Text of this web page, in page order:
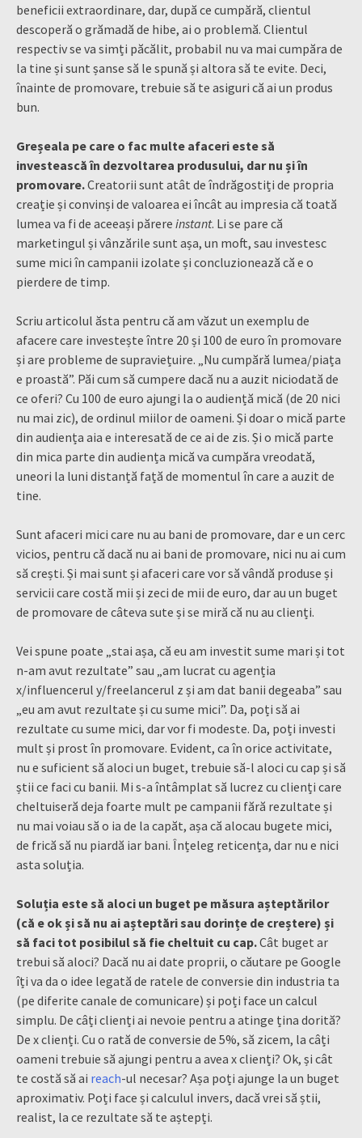
beneficii extraordinare, dar, după ce cumpără, clientul
descoperă o grămadă de hibe, ai o problemă. Clientul
respectiv se va simți păcălit, probabil nu va mai cumpăra de
la tine și sunt șanse să le spună și altora să te evite. Deci,
înainte de promovare, trebuie să te asiguri că ai un produs
bun.
Greșeala pe care o fac multe afaceri este să
investească în dezvoltarea produsului, dar nu și în
promovare.Creatorii sunt atât de îndrăgostiți de propria
creație și convinși de valoarea ei încât au impresia că toată
lumea va fi de aceeași părere instant. Li se pare că
marketingul și vânzările sunt așa, un moft, sau investesc
sume mici în campanii izolate și concluzionează că e o
pierdere de timp.
Scriu articolul ăsta pentru că am văzut un exemplu de
afacere care investește între 20 și 100 de euro în promovare
și are probleme de supraviețuire. „Nu cumpără lumea/piața
e proastă”. Păi cum să cumpere dacă nu a auzit niciodată de
ce oferi? Cu 100 de euro ajungi la o audiență mică (de 20 nici
nu mai zic), de ordinul miilor de oameni. Și doar o mică parte
din audiența aia e interesată de ce ai de zis. Și o mică parte
din mica parte din audiența mică va cumpăra vreodată,
uneori la luni distanță față de momentul în care a auzit de
tine.
Sunt afaceri mici care nu au bani de promovare, dar e un cerc
vicios, pentru că dacă nu ai bani de promovare, nici nu ai cum
să crești. Și mai sunt și afaceri care vor să vândă produse și
servicii care costă mii și zeci de mii de euro, dar au un buget
de promovare de câteva sute și se miră că nu au clienți.
Vei spune poate „stai așa, că eu am investit sume mari și tot
n-am avut rezultate” sau „am lucrat cu agenția
x/influencerul y/freelancerul z și am dat banii degeaba” sau
„eu am avut rezultate și cu sume mici”. Da, poți să ai
rezultate cu sume mici, dar vor fi modeste. Da, poți investi
mult și prost în promovare. Evident, ca în orice activitate,
nu e suficient să aloci un buget, trebuie să-l aloci cu cap și să
știi ce faci cu banii. Mi s-a întâmplat să lucrez cu clienți care
cheltuiseră deja foarte mult pe campanii fără rezultate și
nu mai voiau să o ia de la capăt, așa că alocau bugete mici,
de frică să nu piardă iar bani. Înțeleg reticența, dar nu e nici
asta soluția.
Soluția este să aloci un buget pe măsura așteptărilor
(că e ok și să nu ai așteptări sau dorințe de creștere) și
să faci tot posibilul să fie cheltuit cu cap.Cât buget ar
trebui să aloci? Dacă nu ai date proprii, o căutare pe Google
îți va da o idee legată de ratele de conversie din industria ta
(pe diferite canale de comunicare) și poți face un calcul
simplu. De câți clienți ai nevoie pentru a atinge țina dorită?
De x clienți. Cu o rată de conversie de 5%, să zicem, la câți
oameni trebuie să ajungi pentru a avea x clienți? Ok, și cât
te costă să ai reach-ul necesar? Așa poți ajunge la un buget
aproximativ. Poți face și calculul invers, dacă vrei să știi,
realist, la ce rezultate să te aștepți.